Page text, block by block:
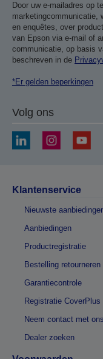
Door uw e-mailadres op
marketingcommunicatie,
en enquêtes, over
van Epson via e-mail of
communicatie, op basis
beschreven in de
*Er gelden beperkingen
Volg ons
Klantenservice
Nieuwste
Aanbiedingen
Productregistratie
Bestelling retourneren
Garantiecontrole
Registratie CoverPlus
Neem contact met
Dealer zoeken